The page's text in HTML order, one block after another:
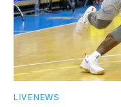
LIVENEWS